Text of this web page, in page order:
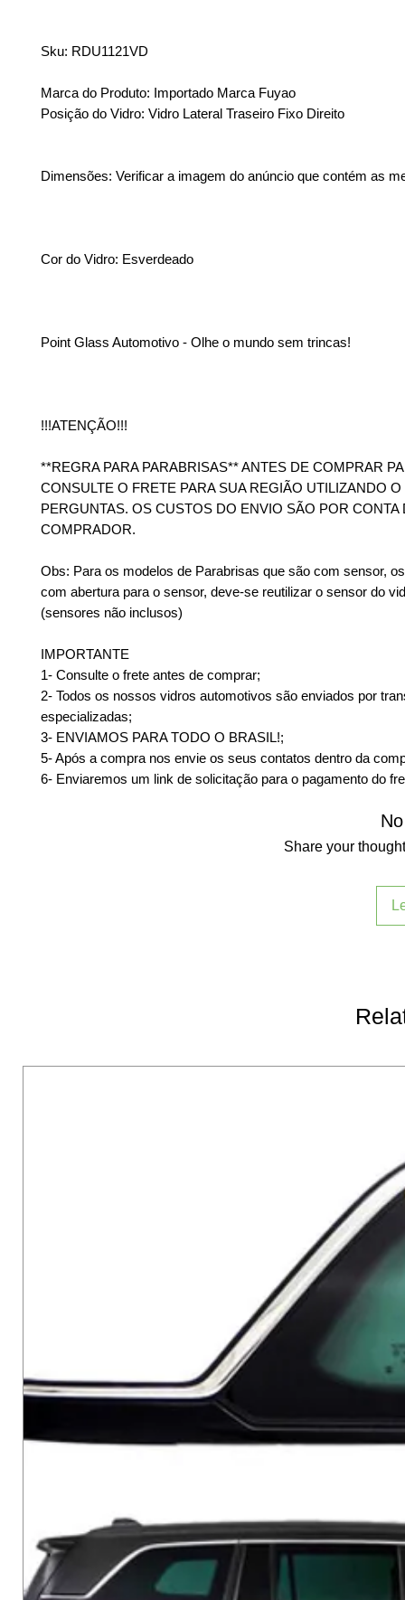
Sku: RDU1121VD
Marca do Produto: Importado Marca Fuyao
Posição do Vidro: Vidro Lateral Traseiro Fixo Direito
Dimensões: Verificar a imagem do anúncio que contém as
Cor do Vidro: Esverdeado
Point Glass Automotivo - Olhe o mundo sem trincas!
!!!ATENÇÃO!!!
**REGRA PARA PARABRISAS** ANTES DE COMPRAR
CONSULTE O FRETE PARA SUA REGIÃO UTILIZANDO
PERGUNTAS. OS CUSTOS DO ENVIO SÃO POR CONTA
COMPRADOR.
Obs: Para os modelos de Parabrisas que são com sensor,
com abertura para o sensor, deve-se reutilizar o sensor do
(sensores não inclusos)
IMPORTANTE
1- Consulte o frete antes de comprar;
2- Todos os nossos vidros automotivos são enviados por
especializadas;
3- ENVIAMOS PARA TODO O BRASIL!;
5- Após a compra nos envie os seus contatos dentro da
6- Enviaremos um link de solicitação para o pagamento do
Share your